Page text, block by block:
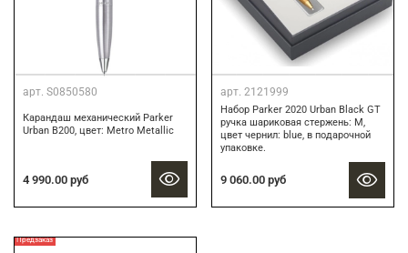
арт. S0850580
Карандаш механический Parker
Urban B200, цвет: Metro Metallic
4 990.00 руб
арт. 2121999
Набор Parker 2020 Urban Black GT
ручка шариковая стержень: M,
цвет чернил: blue, в подарочной
упаковке.
9 060.00 руб
Предзаказ